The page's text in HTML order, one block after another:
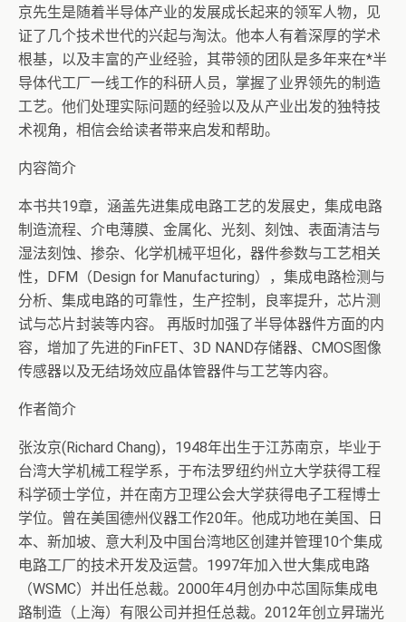
京先生是随着半导体产业的发展成长起来的领军人物，见
证了几个技术世代的兴起与淘汰。他本人有着深厚的学术
根基，以及丰富的产业经验，其带领的团队是多年来在*半
导体代工厂一线工作的科研人员，掌握了业界领先的制造
工艺。他们处理实际问题的经验以及从产业出发的独特技
术视角，相信会给读者带来启发和帮助。
内容简介
本书共19章，涵盖先进集成电路工艺的发展史，集成电路
制造流程、介电薄膜、金属化、光刻、刻蚀、表面清洁与
湿法刻蚀、掺杂、化学机械平坦化，器件参数与工艺相关
性，DFM（Design for Manufacturing），集成电路检测与
分析、集成电路的可靠性，生产控制，良率提升，芯片测
试与芯片封装等内容。 再版时加强了半导体器件方面的内
容，增加了先进的FinFET、3D NAND存储器、CMOS图像
传感器以及无结场效应晶体管器件与工艺等内容。
作者简介
张汝京(Richard Chang)，1948年出生于江苏南京，毕业于
台湾大学机械工程学系，于布法罗纽约州立大学获得工程
科学硕士学位，并在南方卫理公会大学获得电子工程博士
学位。曾在美国德州仪器工作20年。他成功地在美国、日
本、新加坡、意大利及中国台湾地区创建并管理10个集成
电路工厂的技术开发及运营。1997年加入世大集成电路
（WSMC）并出任总裁。2000年4月创办中芯国际集成电
路制造（上海）有限公司并担任总裁。2012年创立昇瑞光